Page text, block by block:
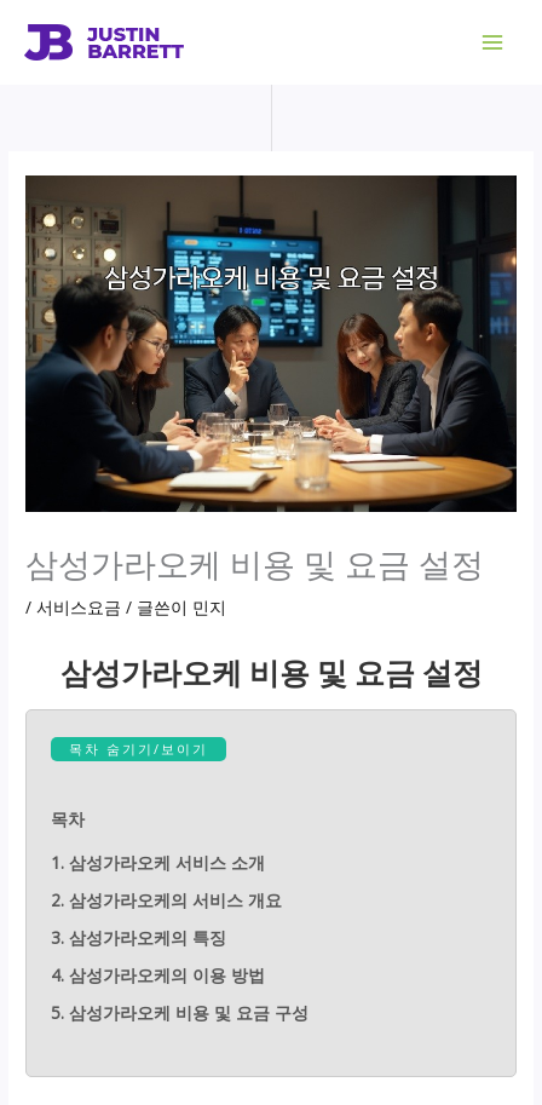
삼성가라오케 비용 및 요금 설정
/서비스요금 / 글쓴이 민지
삼성가라오케 비용 및 요금 설정
목차 숨기기/보이기
목차
1. 삼성가라오케 서비스 소개
2. 삼성가라오케의 서비스 개요
3. 삼성가라오케의 특징
4. 삼성가라오케의 이용 방법
5. 삼성가라오케 비용 및 요금 구성